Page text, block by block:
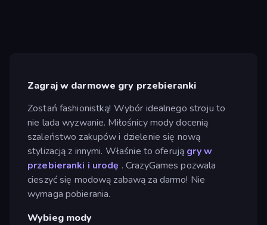
Zagraj w darmowe gry przebieranki
Zostań fashionistką! Wybór idealnego stroju to
nie lada wyzwanie. Miłośnicy mody docenią
szaleństwo zakupów i dzielenie się nową
stylizacją z innymi. Właśnie to oferują gry w
przebieranki i urodę . CrazyGames pozwala
cieszyć się modową zabawą za darmo! Nie
wymaga pobierania.
Wybieg mody